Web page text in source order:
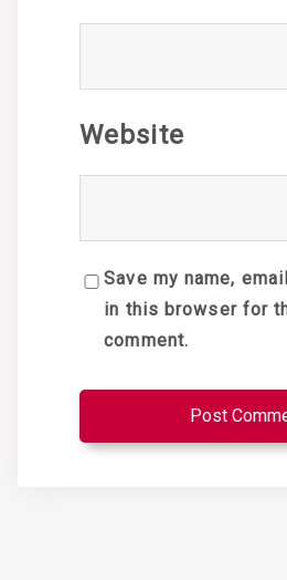
Website
Save my name,
in this browser for
comment.